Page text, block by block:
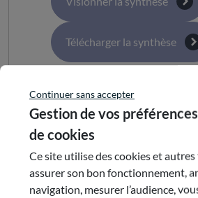
Télécharger la synthèse
Document(s)
Rapport complet
Continuer sans accepter
Gestion de vos
de cookies
Ce site utilise des cookies et
assurer son bon fonctionnement,
navigation, mesurer l’audience,